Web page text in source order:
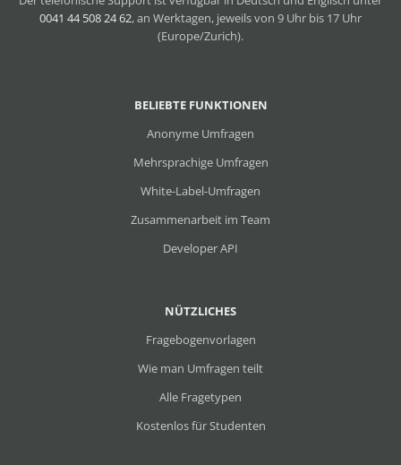
NÜTZLICHES
Fragebogenvorlagen
Wie man Umfragen teilt
Alle Fragetypen
Kostenlos für Studenten
BELIEBTE FUNKTIONEN
Anonyme Umfragen
Mehrsprachige Umfragen
White-Label-Umfragen
Zusammenarbeit im Team
Developer API
0041 44 508 24 62, an Werktagen, jeweils von 9 Uhr bis 17 Uhr
(Europe/Zurich).